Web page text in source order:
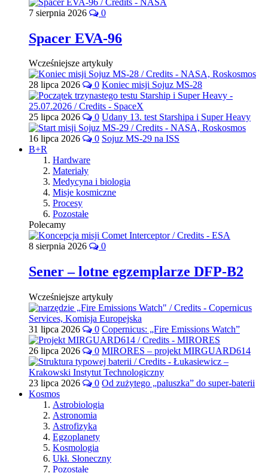
7 sierpnia 2026 0
Spacer EVA-96
Wcześniejsze artykuły
28 lipca 2026 0 Koniec misji Sojuz MS-28
25 lipca 2026 0 Udany 13. test Starshipa i Super Heavy
16 lipca 2026 0 Sojuz MS-29 na ISS
B+R
Hardware
Materiały
Medycyna i biologia
Misje kosmiczne
Procesy
Pozostałe
Polecamy
8 sierpnia 2026 0
Sener – lotne egzemplarze DFP-B2
Wcześniejsze artykuły
31 lipca 2026 0 Copernicus: „Fire Emissions Watch”
26 lipca 2026 0 MIRORES – projekt MIRGUARD614
23 lipca 2026 0 Od zużytego „paluszka” do super-baterii
Kosmos
Astrobiologia
Astronomia
Astrofizyka
Egzoplanety
Kosmologia
Ukł. Słoneczny
Pozostałe